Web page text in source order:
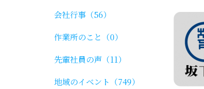
会社行事（56）
作業所のこと（0）
先輩社員の声（11）
地域のイベント（749）